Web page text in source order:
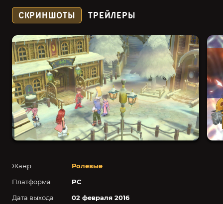
Жанр
Ролевые
Платформа
PC
Дата выхода
02 февраля 2016
СКРИНШОТЫ ТРЕЙЛЕРЫ